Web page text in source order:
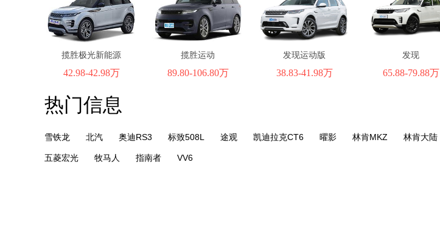
揽胜极光新能源
42.98-42.98万
揽胜运动
89.80-106.80万
发现运动版
38.83-41.98万
发现
65.88-79.88万
热门信息
雪铁龙 北汽 奥迪RS3 标致508L 途观 凯迪拉克CT6 曜影 林肯MKZ 林肯大陆
五菱宏光 牧马人 指南者 VV6